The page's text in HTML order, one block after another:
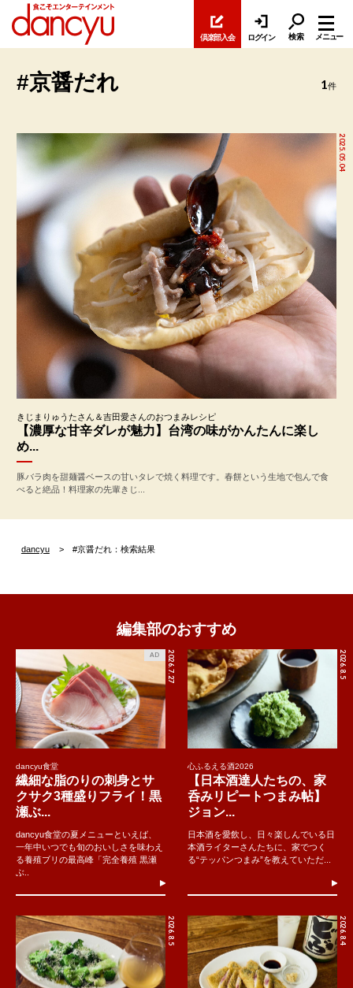
倶楽部入会 ログイン 検索 メニュー
#京醤だれ 1件
2025.05.04
きじまりゅうたさん＆吉田愛さんのおつまみレシピ
【濃厚な甘辛ダレが魅力】台湾の味がかんたんに楽し
め...
豚バラ肉を甜麺醤ベースの甘いタレで焼く料理です。春餅という生地で包んで食
べると絶品！料理家の先輩きじ...
dancyu #京醤だれ：検索結果
編集部のおすすめ
2026.7.27
AD
dancyu食堂
繊細な脂のりの刺身とサ
クサク3種盛りフライ！黒
瀬ぶ...
dancyu食堂の夏メニューといえば、
一年中いつでも旬のおいしさを味わえ
る養殖ブリの最高峰「完全養殖 黒瀬
ぶ..
2026.8.5
心ふるえる酒2026
【日本酒達人たちの、家
呑みリピートつまみ帖】
ジョン...
日本酒を愛飲し、日々楽しんでいる日
本酒ライターさんたちに、家でつく
る“テッパンつまみ”を教えていただ...
2026.8.5 2026.8.4